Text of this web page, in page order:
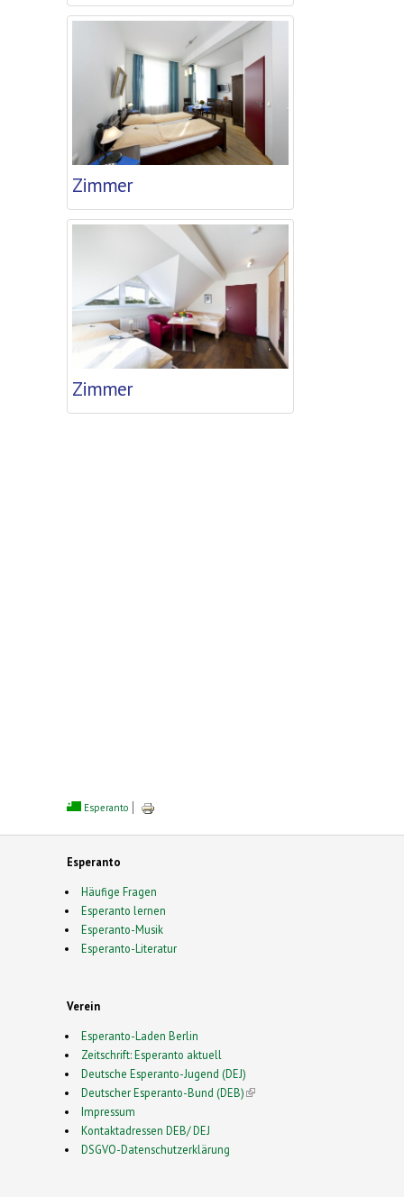
Zimmer
Zimmer
Esperanto
Esperanto
Häufige Fragen
Esperanto lernen
Esperanto-Musik
Esperanto-Literatur
Verein
Esperanto-Laden Berlin
Zeitschrift: Esperanto aktuell
Deutsche Esperanto-Jugend (DEJ)
Deutscher Esperanto-Bund (DEB)(link is external)
Impressum
Kontaktadressen DEB/ DEJ
DSGVO-Datenschutzerklärung